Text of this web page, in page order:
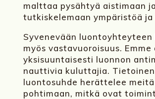
malttaa pysähtyä aistimaan ja
tutkiskelemaan ympäristöä ja
Syvenevään luontoyhteyteen
myös vastavuoroisuus. Emme
yksisuuntaisesti luonnon
nauttivia kuluttajia. Tietoinen
luontosuhde herättelee meitä
pohtimaan, mitkä ovat